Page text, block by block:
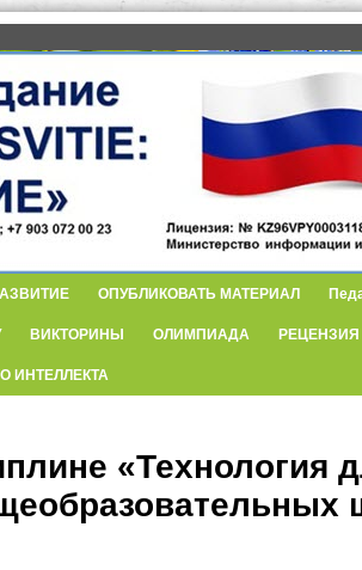
ОПУБЛИКОВАТЬ МАТЕРИАЛ
ВИКТОРИНЫ ОЛИМПИАДА РЕЦЕНЗИЯ
ИНТЕЛЛЕКТА
«Технология